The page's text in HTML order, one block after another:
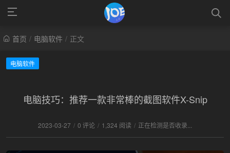
首页 / 电脑软件 / 正文
电脑软件
电脑技巧：推荐一款非常棒的截图软件X-Snip
2023-03-27 / 0 评论 / 1,324 阅读 / 正在检测是否收录...